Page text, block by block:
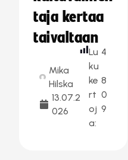
taja kertaa
taivaltaan
Mika
Hilska
13.07.2
026
Lu
ku
ke
rt
oj
a:
4
8
0
9